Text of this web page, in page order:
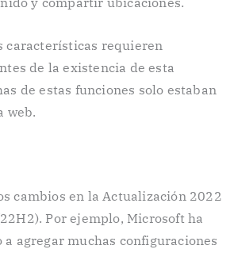
características requieren
de la existencia de esta
de estas funciones solo estaban
web.
cambios en la Actualización 2022
Por ejemplo, Microsoft ha
agregar muchas configuraciones